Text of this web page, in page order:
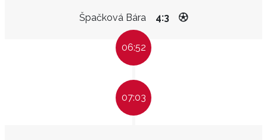
Špačková Bára 4:3
06:52
07:03